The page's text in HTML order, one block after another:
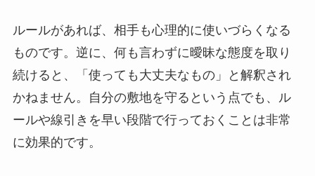
ルールがあれば、相手も心理的に使いづらくなる
ものです。逆に、何も言わずに曖昧な態度を取り
続けると、「使っても大丈夫なもの」と解釈され
かねません。自分の敷地を守るという点でも、ル
ールや線引きを早い段階で行っておくことは非常
に効果的です。